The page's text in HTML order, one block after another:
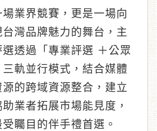
業界競賽，更是一場向
灣品牌魅力的舞台，主
透過「專業評選 ＋公眾
軌並行模式，結合媒體
的跨域資源整合，建立
業者拓展市場能見度，
矚目的伴手禮首選。